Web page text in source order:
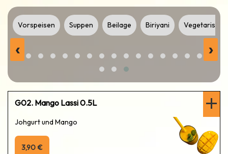
Vorspeisen Suppen Beilage Biriyani Vegetarisch
‹ ›
G02. Mango Lassi 0.5L
Johgurt und Mango
3,90 €